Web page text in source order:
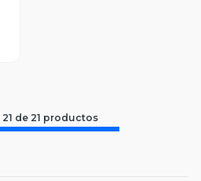
21 de 21 productos